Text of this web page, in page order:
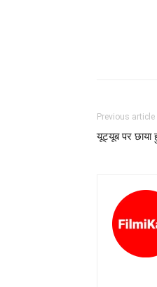
Previous article
यूट्यूब पर छाया